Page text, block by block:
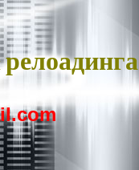
релоадинга